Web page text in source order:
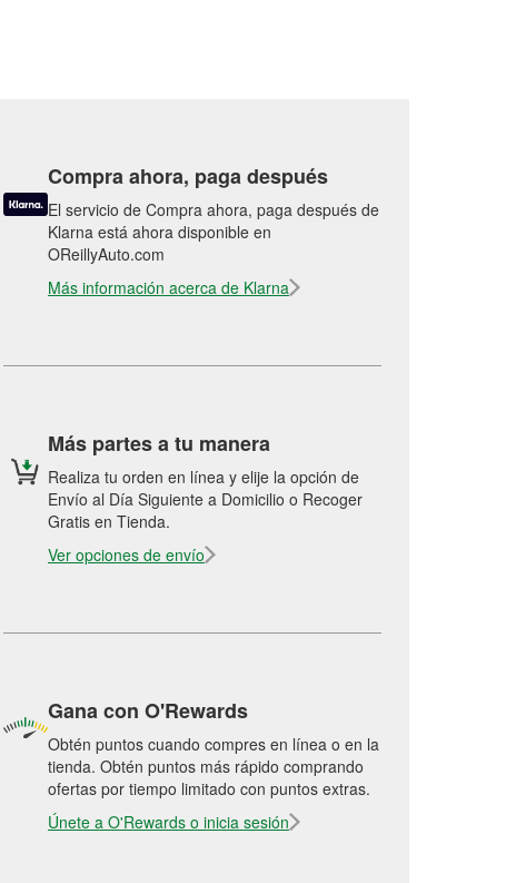
Compra ahora, paga después
El servicio de Compra ahora, paga después de
Klarna está ahora disponible en
OReillyAuto.com
Más información acerca de Klarna
Más partes a tu manera
Realiza tu orden en línea y elije la opción de
Envío al Día Siguiente a Domicilio o Recoger
Gratis en Tienda.
Ver opciones de envío
Gana con O'Rewards
Obtén puntos cuando compres en línea o en la
tienda. Obtén puntos más rápido comprando
ofertas por tiempo limitado con puntos extras.
Únete a O'Rewards o inicia sesión